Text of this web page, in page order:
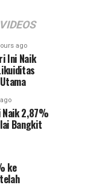
VIDEOS
ago
Ini Naik
Naik 2,87%
Bangkit
ke